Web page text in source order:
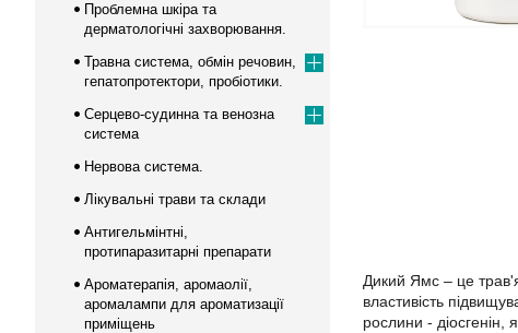
Дикий Ямс – це
властивість
рослини -
Проблемна шкіра та
дерматологічні захворювання.
Травна система, обмін речовин,
гепатопротектори, пробіотики.
Серцево-судинна та венозна
система
Нервова система.
Лікувальні трави та склади
Антигельмінтні,
протипаразитарні препарати
Ароматерапія, аромаолії,
аромалампи для ароматизації
приміщень